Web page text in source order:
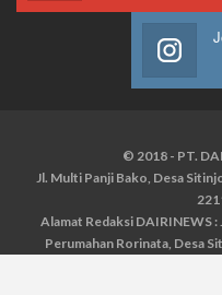
© 2018 - PT.
Jl. Multi Panji Bako, Desa
Alamat Redaksi DAIRINEWS
Perumahan Rorinata, Desa